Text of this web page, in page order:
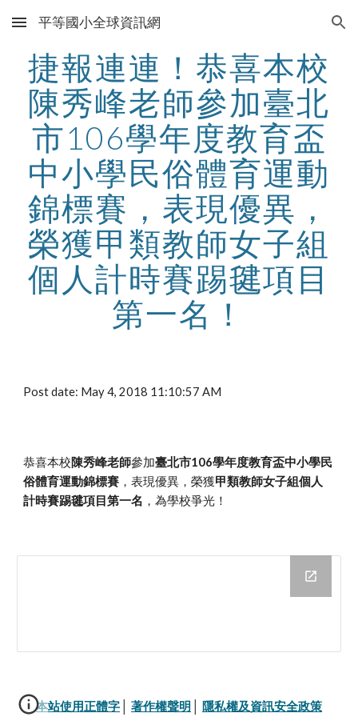
Skip to main content Skip to navigation
平等國小全球資訊網
捷報連連！恭喜本校
陳秀峰老師參加臺北
市106學年度教育盃
中小學民俗體育運動
錦標賽，表現優異，
榮獲甲類教師女子組
個人計時賽踢毽項目
第一名！
Post date: May 4, 2018 11:10:57 AM
恭喜本校陳秀峰老師參加臺北市106學年度教育盃中小學民
俗體育運動錦標賽 ，表現優異，榮獲甲類教師女子組個人
計時賽踢毽項目第一名 ，為學校爭光！
本站使用正體字 著作權聲明 隱私權及資訊安全政策